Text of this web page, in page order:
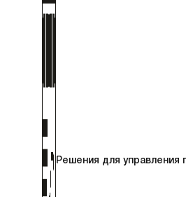
Решения для управления